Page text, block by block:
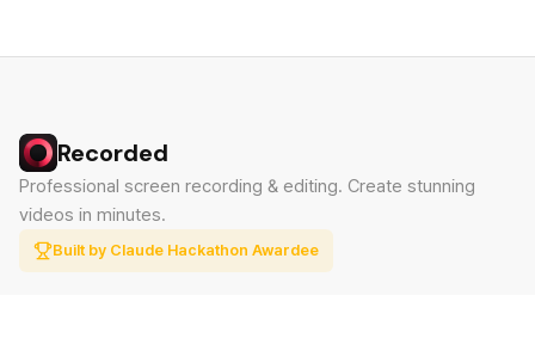
Recorded
Professional screen recording & editing. Create stunning
videos in minutes.
Built by Claude Hackathon Awardee